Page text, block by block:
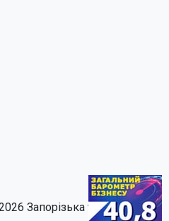
Запорізька торгово-